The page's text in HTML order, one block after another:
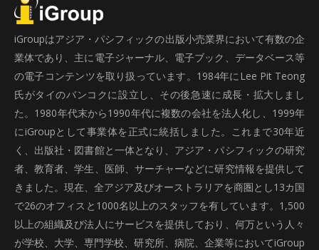
iGroupはアジア・パシフィックの出版小売業界において有数の企
業体であり、主に電子ジャーナル、電子ブック、データベース等
の電子コンテンツを取り扱っています。1984年にLee Pit Teong
氏がタイのバンコクに設立し、その後急速に成長・拡大しまし
た。1980年代末から1990年代に複数の会社を法人化し、1999年
にiGroupとして事業体を正式に統括しました。これまで30年近
く、出版社・図書館と一体となり、アジア・パシフィックの研究
者、教育者、学生、医師、サーチャーなどに研究情報を提供して
きました。現在、全アジア及びオーストラリアを商圏とし13カ国
で26のオフィスと1000名以上のスタッフを有しています。1,500
以上の組織及び法人にサービスを提供しており、何万という人々
が学校、大学、専門学校、研究所、病院、企業等においてiGroup